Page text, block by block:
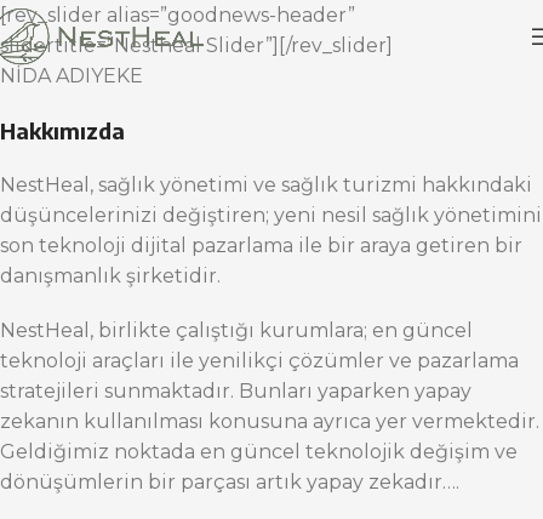
[rev_slider alias=”goodnews-header”
slidertitle=”Nestheal Slider”][/rev_slider]
NİDA ADIYEKE
Hakkımızda
NestHeal, sağlık yönetimi ve sağlık turizmi hakkındaki
düşüncelerinizi değiştiren; yeni nesil sağlık yönetimini
son teknoloji dijital pazarlama ile bir araya getiren bir
danışmanlık şirketidir.
NestHeal, birlikte çalıştığı kurumlara; en güncel
teknoloji araçları ile yenilikçi çözümler ve pazarlama
stratejileri sunmaktadır. Bunları yaparken yapay
zekanın kullanılması konusuna ayrıca yer vermektedir.
Geldiğimiz noktada en güncel teknolojik değişim ve
dönüşümlerin bir parçası artık yapay zekadır….